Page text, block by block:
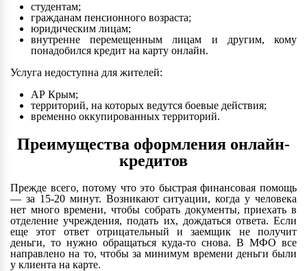
студентам;
гражданам пенсионного возраста;
юридическим лицам;
внутренне перемещенным лицам и другим, кому
понадобился кредит на карту онлайн.
Услуга недоступна для жителей:
АР Крым;
территорий, на которых ведутся боевые действия;
временно оккупированных территорий.
Преимущества оформления онлайн-
кредитов
Прежде всего, потому что это быстрая финансовая помощь
— за 15-20 минут. Возникают ситуации, когда у человека
нет много времени, чтобы собрать документы, приехать в
отделение учреждения, подать их, дождаться ответа. Если
еще этот ответ отрицательный и заемщик не получит
деньги, то нужно обращаться куда-то снова. В МФО все
направлено на то, чтобы за минимум времени деньги были
у клиента на карте.